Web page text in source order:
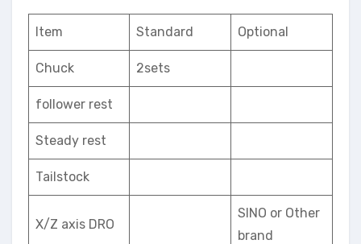
Item Standard Optional
Chuck 2sets
follower rest
Steady rest
Tailstock
X/Z axis DRO
SINO or Other
brand